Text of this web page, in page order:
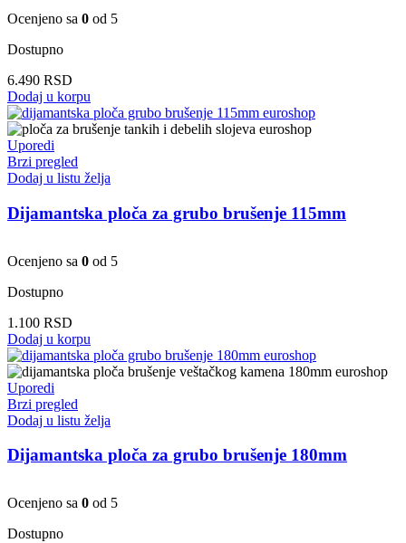
Ocenjeno sa 0 od 5
Dostupno
6.490 RSD
Dodaj u korpu
Uporedi
Brzi pregled
Dodaj u listu želja
Dijamantska ploča za grubo brušenje 115mm
Ocenjeno sa 0 od 5
Dostupno
1.100 RSD
Dodaj u korpu
Uporedi
Brzi pregled
Dodaj u listu želja
Dijamantska ploča za grubo brušenje 180mm
Ocenjeno sa 0 od 5
Dostupno